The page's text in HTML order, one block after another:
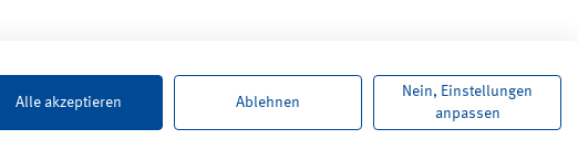
Alle akzeptieren Ablehnen
Nein, Einstellungen
anpassen